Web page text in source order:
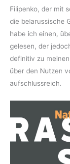
Filipenko, der mit
die belarussische
habe ich einen,
gelesen, der
definitiv zu
über den Nutzen
aufschlussreich.